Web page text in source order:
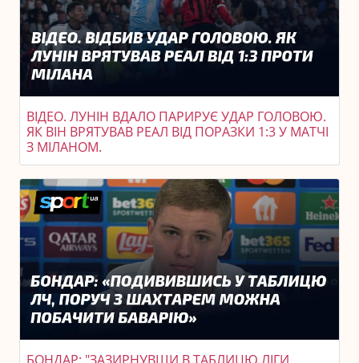
ВІДЕО. ЛУНІН ВДАЛО ПАРИРУЄ УДАР ГОЛОВОЮ.
ЯК ВІН ВРЯТУВАВ РЕАЛ ВІД ПОРАЗКИ 1:3 У МАТЧІ
З МІЛАНОМ.